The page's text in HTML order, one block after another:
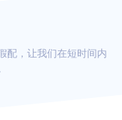
配，让我们在短时间内